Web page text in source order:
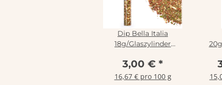
Dip Bella Italia
18g/Glaszylinder
Gewürzmischung ,
Rinama
3,00 € *
16,67 € pro 100 g